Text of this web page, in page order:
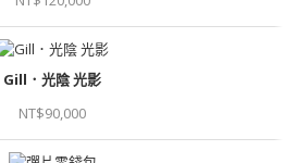
Gill．光陰 光影
NT$90,000